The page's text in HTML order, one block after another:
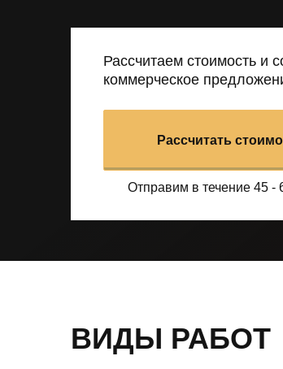
Рассчитаем стоимость и
коммерческое
Рассчитать
Отправим в течение 45 -
ВИДЫ РАБОТ